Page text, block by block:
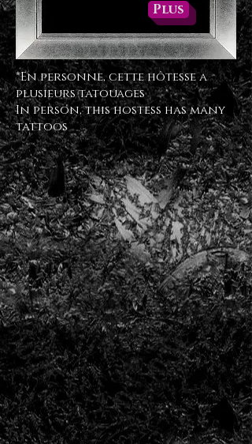
Plus
*En personne, cette hôtesse a
plusieurs tatouages
In person, this hostess has many
tattoos